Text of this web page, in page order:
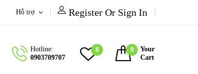
Hỗ trợ Register Or Sign In
Hotline:
0903709707
0 0
Your
Cart